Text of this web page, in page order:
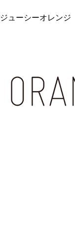
ューシーオレンジ